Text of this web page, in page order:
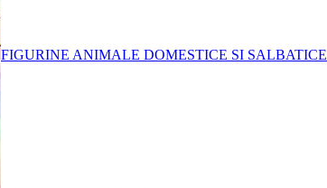
FIGURINE ANIMALE DOMESTICE SI SALBATICE